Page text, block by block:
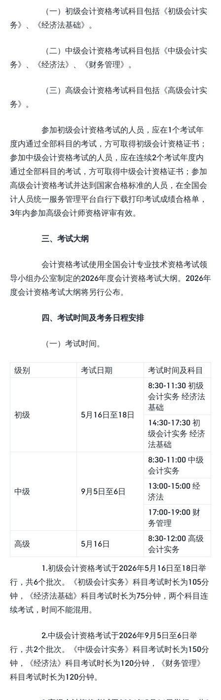
（一）初级会计资格考试科目包括《初级会计实
务》、《经济法基础》。
（二）中级会计资格考试科目包括《中级会计实
务》、《经济法》、《财务管理》。
（三）高级会计资格考试科目包括《高级会计实
务》。
参加初级会计资格考试的人员，应在1个考试年
度内通过全部科目的考试，方可取得初级会计资格证书；
参加中级会计资格考试的人员，应在连续2个考试年度内
通过全部科目的考试，方可取得中级会计资格证书；参加
高级会计资格考试并达到国家合格标准的人员，在全国会
计人员统一服务管理平台自行下载打印考试成绩合格单，
3年内参加高级会计师资格评审有效。
三、考试大纲
会计资格考试使用全国会计专业技术资格考试领
导小组办公室制定的2026年度会计资格考试大纲。2026年
度会计资格考试大纲将另行公布。
四、考试时间及考务日程安排
（一）考试时间。
级别 考试日期 考试时间及科目
初级 5月16日至18日
8:30-11:30 初级
会计实务 经济法
基础
14:30-17:30 初
级会计实务 经济
法基础
中级 9月5日至6日
8:30-11:00 中级
会计实务
13:00-15:00 经
济法
17:00-19:00 财
务管理
高级 5月16日
8:30-12:00 高级
会计实务
1.初级会计资格考试于2026年5月16日至18日举
行，共6个批次。《初级会计实务》科目考试时长为105分
钟，《经济法基础》科目考试时长为75分钟，两个科目连
续考试，时间不能混用。
2.中级会计资格考试于2026年9月5日至6日举
行，共2个批次。《中级会计实务》科目考试时长为150分
钟，《经济法》科目考试时长为120分钟，《财务管理》
科目考试时长为120分钟。